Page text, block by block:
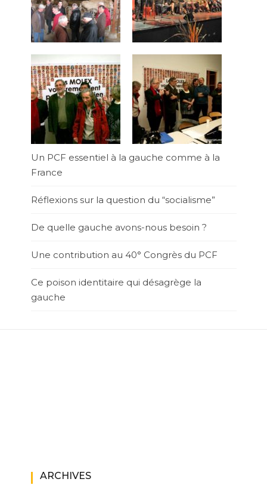
Un PCF essentiel à la gauche comme à la
France
Réflexions sur la question du “socialisme”
De quelle gauche avons-nous besoin ?
Une contribution au 40° Congrès du PCF
Ce poison identitaire qui désagrège la
gauche
ARCHIVES